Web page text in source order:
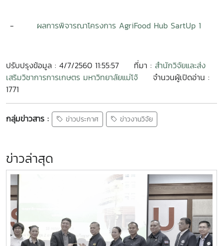
- ผลการพิจารณาโครงการ AgriFood Hub SartUp 1
ปรับปรุงข้อมูล : 4/7/2560 11:55:57 ที่มา : สำนักวิจัยและส่ง
เสริมวิชาการการเกษตร มหาวิทยาลัยแม่โจ้
จำนวนผู้เปิดอ่าน :
1771
กลุ่มข่าวสาร : ข่าวประกาศ ข่าวงานวิจัย
ข่าวล่าสุด